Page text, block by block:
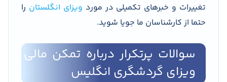
تغییرات و خبرهای تکمیلی در مورد ویزای انگلستان را
حتما از کارشناسان ما جویا شوید.
سوالات پرتکرار درباره تمکن مالی
ویزای گردشگری انگلیس